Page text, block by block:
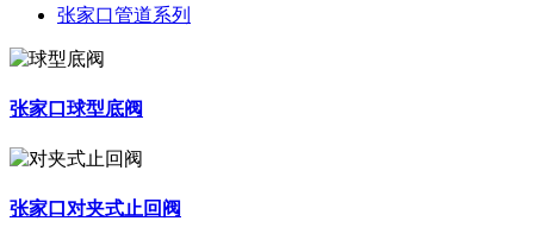
张家口管道系列
张家口球型底阀
张家口对夹式止回阀